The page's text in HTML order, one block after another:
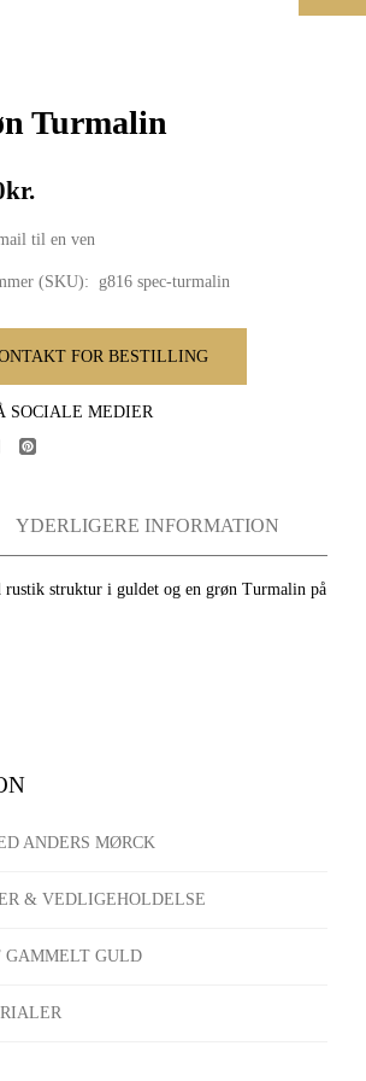
Turmalin
til en ven
(SKU): g816 spec-turmalin
FOR BESTILLING
SOCIALE MEDIER
YDERLIGERE INFORMATION
rustik struktur i guldet og en grøn Turmalin på
ANDERS MØRCK
& VEDLIGEHOLDELSE
GAMMELT GULD